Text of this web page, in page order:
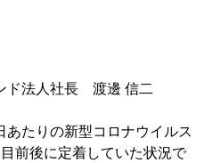
ド法人社長 渡邊 信二
あたりの新型コロナウイルス
前後に定着していた状況で